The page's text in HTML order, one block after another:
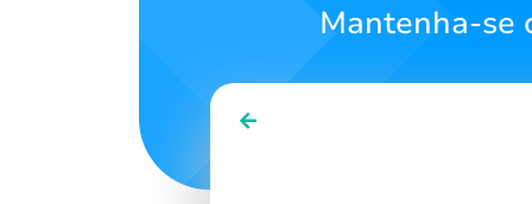
Mantenha-se